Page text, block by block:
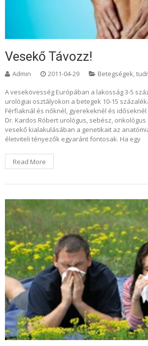
Vesekő Távozz!
Admin 2011-04-29 Betegségek,
A vesekövesség Európában a lakosság 3-5
urológiai osztályokon a betegek 10-15
Férfiaknál és nőknél, gyerekeknél és
Dr. Kardos Róbert urológus, sebész,
vesekő kialakulásában a genetikait az
életviteli tényezők egyaránt fontosak. Ha egy
Read More